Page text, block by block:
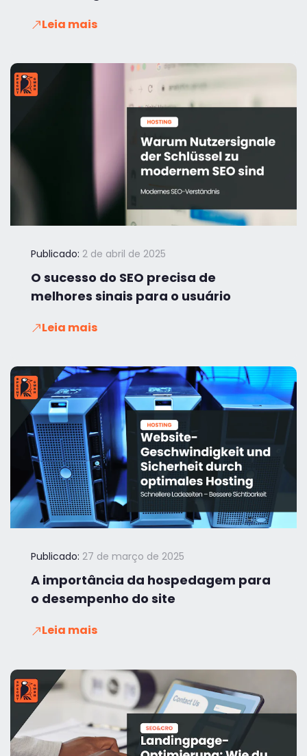
Leia mais
Publicado: 2 de abril de 2025
O sucesso do SEO precisa de
melhores sinais para o usuário
Leia mais
Publicado: 27 de março de 2025
A importância da hospedagem para
o desempenho do site
Leia mais